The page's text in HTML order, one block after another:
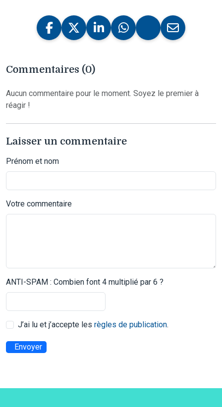
Commentaires (0)
Aucun commentaire pour le moment. Soyez le premier à
réagir !
Laisser un commentaire
Prénom et nom
Votre commentaire
ANTI-SPAM : Combien font 4 multiplié par 6 ?
J’ai lu et j’accepte les règles de publication.
Envoyer